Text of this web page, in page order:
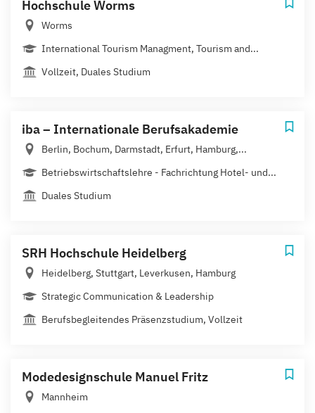
Hochschule Worms
Worms
International Tourism Managment, Tourism and...
Vollzeit, Duales Studium
iba – Internationale Berufsakademie
Berlin, Bochum, Darmstadt, Erfurt, Hamburg,...
Betriebswirtschaftslehre - Fachrichtung Hotel- und...
Duales Studium
SRH Hochschule Heidelberg
Heidelberg, Stuttgart, Leverkusen, Hamburg
Strategic Communication & Leadership
Berufsbegleitendes Präsenzstudium, Vollzeit
Modedesignschule Manuel Fritz
Mannheim